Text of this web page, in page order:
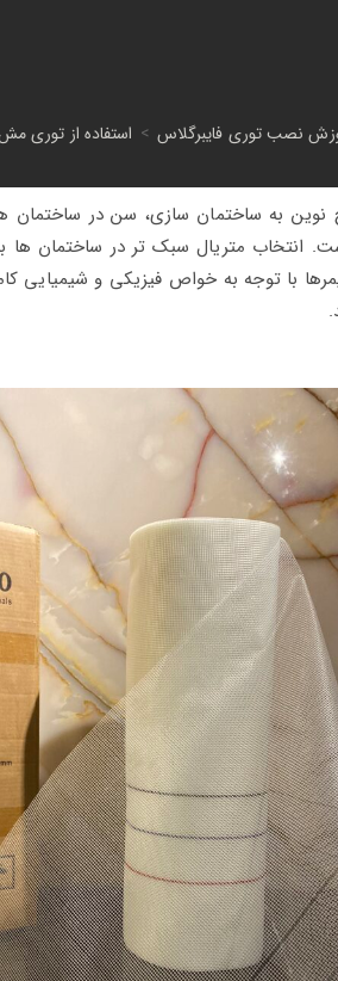
نصب توری فایبرگلاس > استفاده از توری
نوین به ساختمان سازی، سن در
انتخاب متریال سبک‌ تر در ساختمان ها
با توجه به خواص فیزیکی و شیمیایی